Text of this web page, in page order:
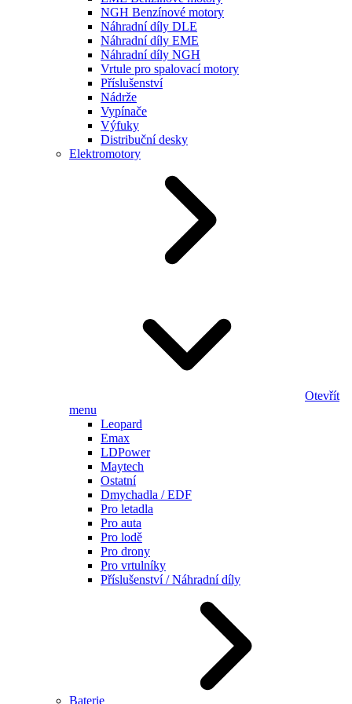
NGH Benzínové motory
Náhradní díly DLE
Náhradní díly EME
Náhradní díly NGH
Vrtule pro spalovací motory
Příslušenství
Nádrže
Vypínače
Výfuky
Distribuční desky
Elektromotory
Otevřít
menu
Leopard
Emax
LDPower
Maytech
Ostatní
Dmychadla / EDF
Pro letadla
Pro auta
Pro lodě
Pro drony
Pro vrtulníky
Příslušenství / Náhradní díly
Baterie